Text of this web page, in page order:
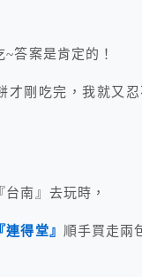
答案是肯定的！
才剛吃完，我就又
南』去玩時，
『連得堂』 順手買走兩